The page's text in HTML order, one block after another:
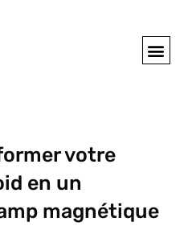
votre
en un
magnétique